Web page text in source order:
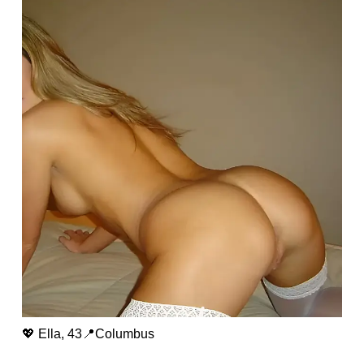
💖 Ella, 43📍Columbus